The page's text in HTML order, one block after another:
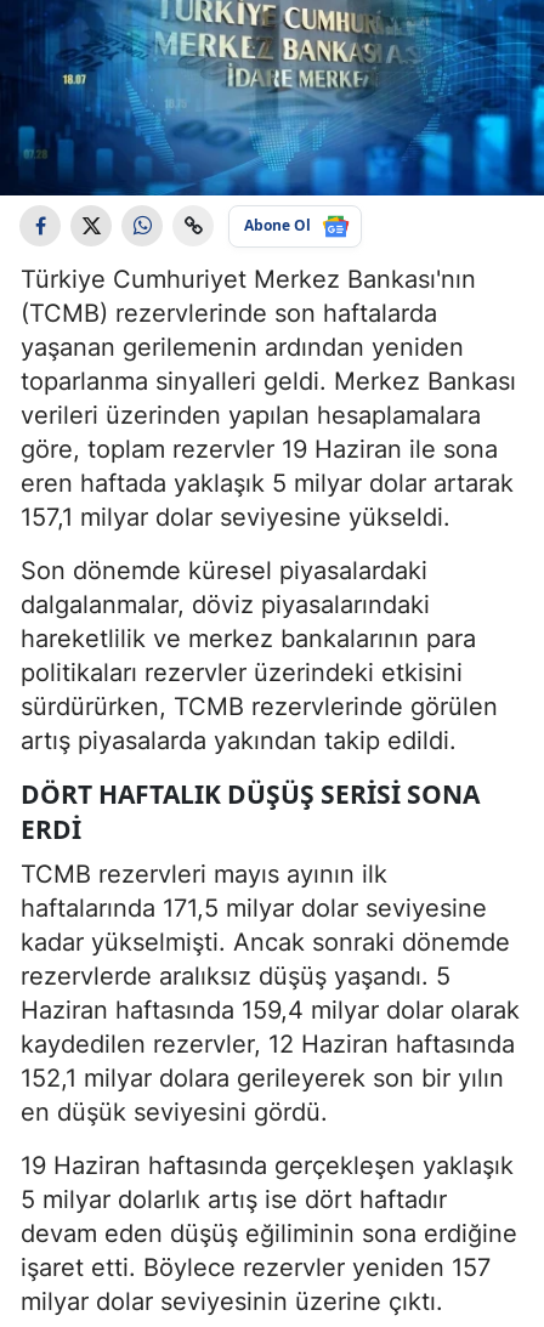
Abone Ol
Türkiye Cumhuriyet Merkez Bankası'nın
(TCMB) rezervlerinde son haftalarda
yaşanan gerilemenin ardından yeniden
toparlanma sinyalleri geldi. Merkez Bankası
verileri üzerinden yapılan hesaplamalara
göre, toplam rezervler 19 Haziran ile sona
eren haftada yaklaşık 5 milyar dolar artarak
157,1 milyar dolar seviyesine yükseldi.
Son dönemde küresel piyasalardaki
dalgalanmalar, döviz piyasalarındaki
hareketlilik ve merkez bankalarının para
politikaları rezervler üzerindeki etkisini
sürdürürken, TCMB rezervlerinde görülen
artış piyasalarda yakından takip edildi.
DÖRT HAFTALIK DÜŞÜŞ SERISI SONA
ERDI
TCMB rezervleri mayıs ayının ilk
haftalarında 171,5 milyar dolar seviyesine
kadar yükselmişti. Ancak sonraki dönemde
rezervlerde aralıksız düşüş yaşandı. 5
Haziran haftasında 159,4 milyar dolar olarak
kaydedilen rezervler, 12 Haziran haftasında
152,1 milyar dolara gerileyerek son bir yılın
en düşük seviyesini gördü.
19 Haziran haftasında gerçekleşen yaklaşık
5 milyar dolarlık artış ise dört haftadır
devam eden düşüş eğiliminin sona erdiğine
işaret etti. Böylece rezervler yeniden 157
milyar dolar seviyesinin üzerine çıktı.